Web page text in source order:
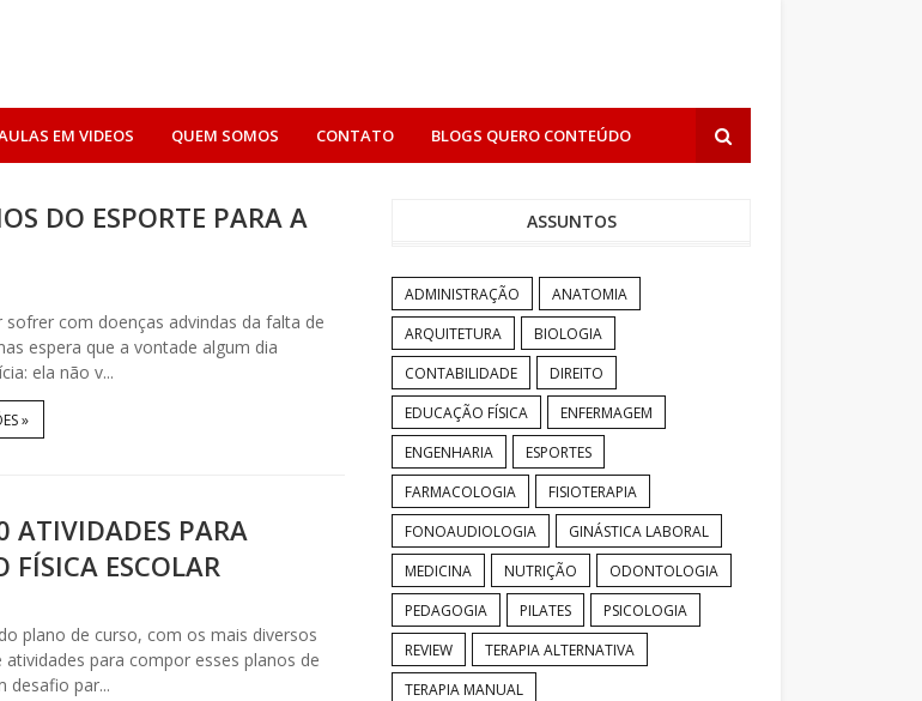
EM VIDEOS QUEM SOMOS CONTATO BLOGS QUERO CONTEÚDO
DO ESPORTE PARA A
sofrer com doenças advindas da falta de
espera que a vontade algum dia
ela não v...
»
ATIVIDADES PARA
FÍSICA ESCOLAR
plano de curso, com os mais diversos
atividades para compor esses planos de
desafio par...
ASSUNTOS
ADMINISTRAÇÃO
ANATOMIA
ARQUITETURA
BIOLOGIA
CONTABILIDADE
DIREITO
EDUCAÇÃO FÍSICA
ENFERMAGEM
ENGENHARIA
ESPORTES
FARMACOLOGIA
FISIOTERAPIA
FONOAUDIOLOGIA
GINÁSTICA LABORAL
MEDICINA
NUTRIÇÃO
ODONTOLOGIA
PEDAGOGIA
PILATES
PSICOLOGIA
REVIEW
TERAPIA ALTERNATIVA
TERAPIA MANUAL